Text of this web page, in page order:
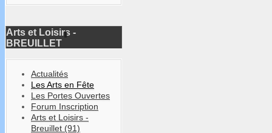
Arts et Loisirs -
BREUILLET
Actualités
Les Arts en Fête
Les Portes Ouvertes
Forum Inscription
Arts et Loisirs -
Breuillet (91)